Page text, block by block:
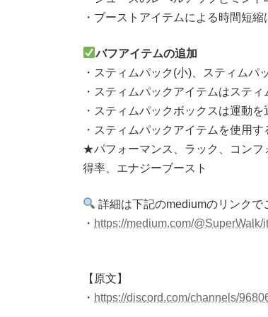
・ブーストアイテムによる時間短
バフアイテムの追加
・スティムパック(小)、スティムパ
・スティムパックアイテムはステ
・スティムパックボックスは運動
・スティムパックアイテムを使用
★パフォーマンス、ラック、コンフ
得率、エナジーブースト
詳細は下記のmediumのリンクで
・ https://medium.com/
【原文】
・ https://discord.com/channels/